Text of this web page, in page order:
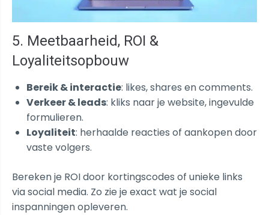
5. Meetbaarheid, ROI &
Loyaliteitsopbouw
Bereik & interactie: likes, shares en comments.
Verkeer & leads: kliks naar je website, ingevulde
formulieren.
Loyaliteit: herhaalde reacties of aankopen door
vaste volgers.
Bereken je ROI door kortingscodes of unieke links
via social media. Zo zie je exact wat je social
inspanningen opleveren.